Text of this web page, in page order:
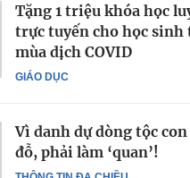
GIÁO DỤC
Tặng 1 triệu khóa học
trực tuyến cho học sinh
mùa dịch COVID
Vì danh dự dòng tộc
đỗ, phải làm ‘quan’!